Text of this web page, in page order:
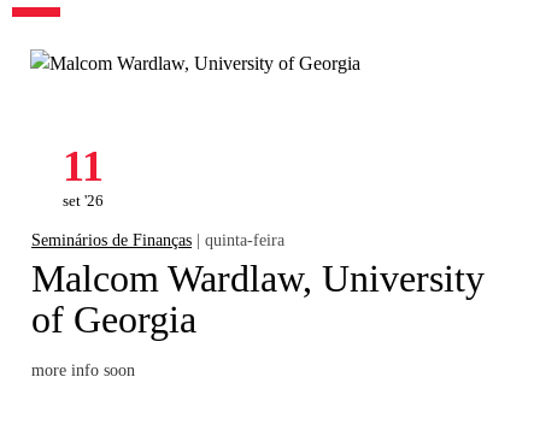
11
set '26
Seminários de Finanças | quinta-feira
Malcom Wardlaw, University
of Georgia
more info soon